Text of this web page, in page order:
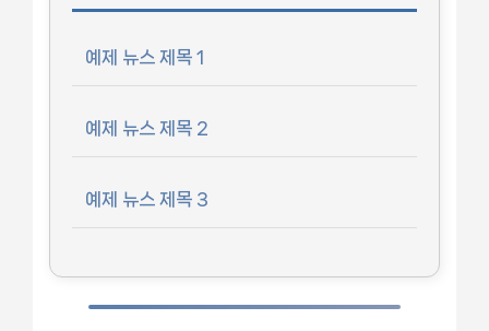
예제 뉴스 제목 1
예제 뉴스 제목 2
예제 뉴스 제목 3